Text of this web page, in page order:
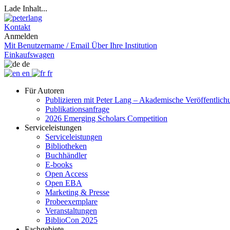
Lade Inhalt...
Kontakt
Anmelden
Mit Benutzername / Email Über Ihre Institution
Einkaufswagen
de
en
fr
Für Autoren
Publizieren mit Peter Lang – Akademische
Publikationsanfrage
2026 Emerging Scholars Competition
Serviceleistungen
Serviceleistungen
Bibliotheken
Buchhändler
E-books
Open Access
Open EBA
Marketing & Presse
Probeexemplare
Veranstaltungen
BiblioCon 2025